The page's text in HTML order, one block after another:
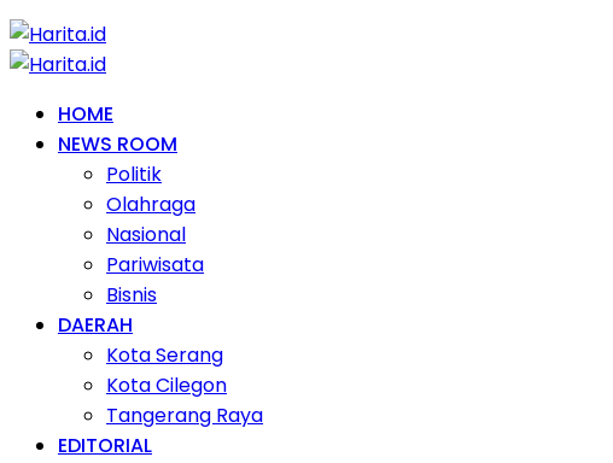
HOME
NEWS ROOM
Politik
Olahraga
Nasional
Pariwisata
Bisnis
DAERAH
Kota Serang
Kota Cilegon
Tangerang Raya
EDITORIAL